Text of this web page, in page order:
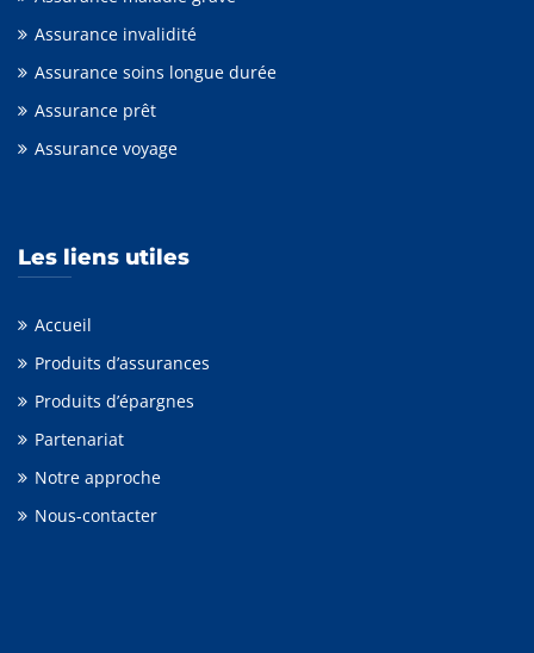
Assurance invalidité
Assurance soins longue durée
Assurance prêt
Assurance voyage
Les liens utiles
Accueil
Produits d’assurances
Produits d’épargnes
Partenariat
Notre approche
Nous-contacter